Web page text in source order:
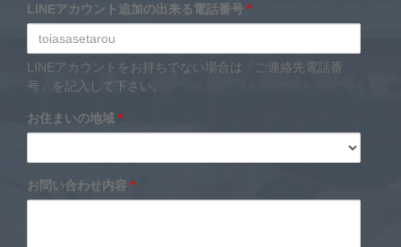
LINEアカウント追加の出来る電話番号 *
LINEアカウントをお持ちでない場合は「ご連絡先電話番
号」を記入して下さい。
お住まいの地域 *
お問い合わせ内容 *